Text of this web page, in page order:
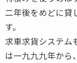
二年後をめどに貸
す。
求車求貨システ
は一九九九年から